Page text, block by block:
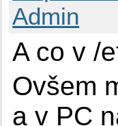
Admin
A co v /
Ovšem
a v PC